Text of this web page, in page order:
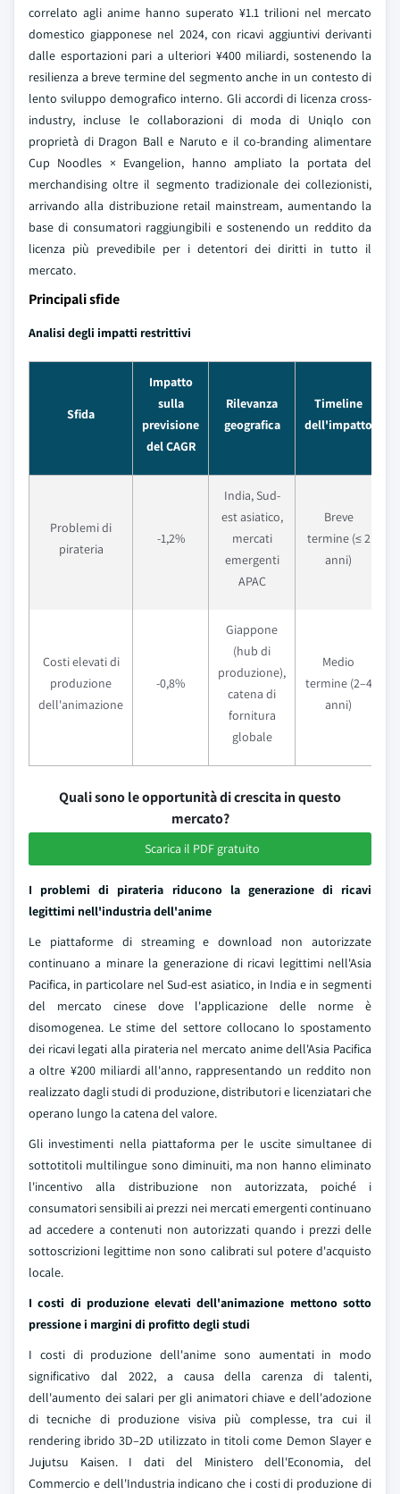
correlato agli anime hanno superato ¥1.1 trilioni nel mercato
domestico giapponese nel 2024, con ricavi aggiuntivi derivanti
dalle esportazioni pari a ulteriori ¥400 miliardi, sostenendo la
resilienza a breve termine del segmento anche in un contesto di
lento sviluppo demografico interno. Gli accordi di licenza cross-
industry, incluse le collaborazioni di moda di Uniqlo con
proprietà di Dragon Ball e Naruto e il co-branding alimentare
Cup Noodles × Evangelion, hanno ampliato la portata del
merchandising oltre il segmento tradizionale dei collezionisti,
arrivando alla distribuzione retail mainstream, aumentando la
base di consumatori raggiungibili e sostenendo un reddito da
licenza più prevedibile per i detentori dei diritti in tutto il
mercato.
Principali sfide
Analisi degli impatti restrittivi
Sfida
Impatto
sulla
previsione
del CAGR
Rilevanza
geografica
Timeline
dell'impatto
Problemi di
pirateria
-1,2%
India, Sud-
est asiatico,
mercati
emergenti
APAC
Breve
termine (≤ 2
anni)
Costi elevati di
produzione
dell'animazione
-0,8%
Giappone
(hub di
produzione),
catena di
fornitura
globale
Medio
termine (2–4
anni)
Quali sono le opportunità di crescita in questo
mercato?
Scarica il PDF gratuito
I problemi di pirateria riducono la generazione di ricavi
legittimi nell'industria dell'anime
Le piattaforme di streaming e download non autorizzate
continuano a minare la generazione di ricavi legittimi nell'Asia
Pacifica, in particolare nel Sud-est asiatico, in India e in segmenti
del mercato cinese dove l'applicazione delle norme è
disomogenea. Le stime del settore collocano lo spostamento
dei ricavi legati alla pirateria nel mercato anime dell'Asia Pacifica
a oltre ¥200 miliardi all'anno, rappresentando un reddito non
realizzato dagli studi di produzione, distributori e licenziatari che
operano lungo la catena del valore.
Gli investimenti nella piattaforma per le uscite simultanee di
sottotitoli multilingue sono diminuiti, ma non hanno eliminato
l'incentivo alla distribuzione non autorizzata, poiché i
consumatori sensibili ai prezzi nei mercati emergenti continuano
ad accedere a contenuti non autorizzati quando i prezzi delle
sottoscrizioni legittime non sono calibrati sul potere d'acquisto
locale.
I costi di produzione elevati dell'animazione mettono sotto
pressione i margini di profitto degli studi
I costi di produzione dell'anime sono aumentati in modo
significativo dal 2022, a causa della carenza di talenti,
dell'aumento dei salari per gli animatori chiave e dell'adozione
di tecniche di produzione visiva più complesse, tra cui il
rendering ibrido 3D–2D utilizzato in titoli come Demon Slayer e
Jujutsu Kaisen. I dati del Ministero dell'Economia, del
Commercio e dell'Industria indicano che i costi di produzione di